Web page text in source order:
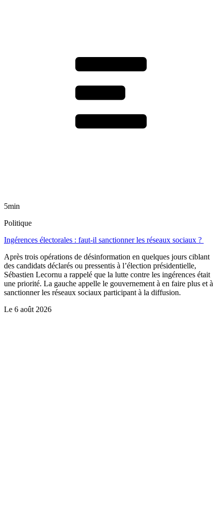
5min
Politique
Ingérences électorales : faut-il sanctionner les réseaux sociaux ?
Après trois opérations de désinformation en quelques jours ciblant
des candidats déclarés ou pressentis à l’élection présidentielle,
Sébastien Lecornu a rappelé que la lutte contre les ingérences était
une priorité. La gauche appelle le gouvernement à en faire plus et à
sanctionner les réseaux sociaux participant à la diffusion.
Le 6 août 2026